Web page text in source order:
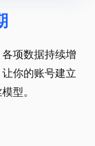
项数据持续增
你的账号建立
型。